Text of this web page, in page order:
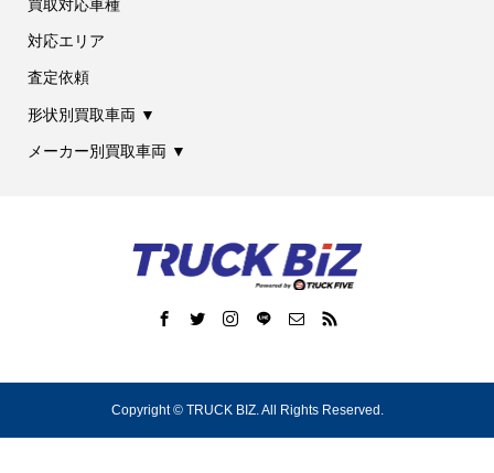
買取対応車種
対応エリア
査定依頼
形状別買取車両 ▼
メーカー別買取車両 ▼
Copyright ©TRUCK BIZ. All Rights Reserved.